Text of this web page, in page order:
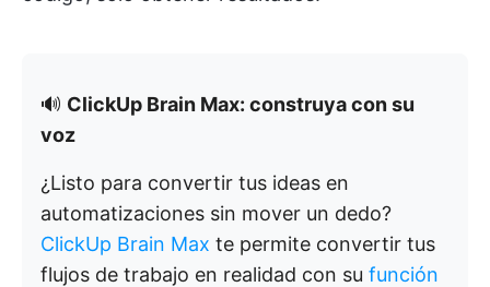
🔊 ClickUp Brain Max: construya con su
voz
¿Listo para convertir tus ideas en
automatizaciones sin mover un dedo?
ClickUp Brain Max te permite convertir tus
flujos de trabajo en realidad con su función